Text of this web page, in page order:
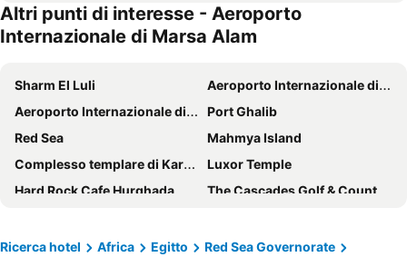
Alaya - Adults Only
Steigenberger Resort Alaya Marsa Alam – Red Sea
JAZ Elite Amara
Crowne Plaza Sahara Oasis
Marina View
Jaz Amara All Inclusive
Altri punti di interesse - Aeroporto
Internazionale di Marsa Alam
Sharm El Luli
Aeroporto Internazionale di Marsa Alam
Aeroporto Internazionale di Hurghada
Port Ghalib
Red Sea
Mahmya Island
Complesso templare di Karnak
Luxor Temple
Hard Rock Cafe Hurghada
The Cascades Golf & Country Club
Marsa Shagra Dive Resort
Luxor International Airport
Ricerca hotel Africa Egitto
Red Sea Governorate